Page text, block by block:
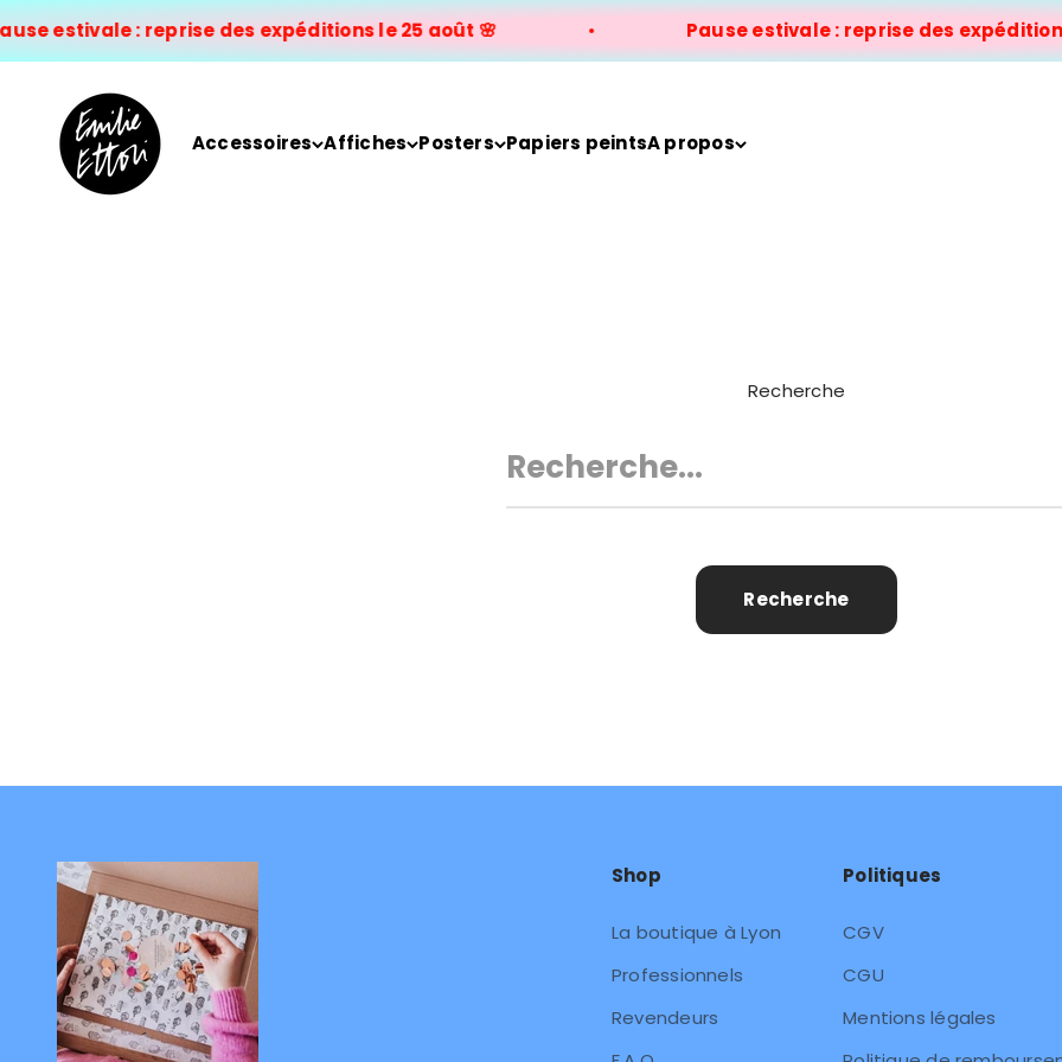
Passer au contenu
estivale : reprise des expéditions le 25 août 🌸 Pause estivale : reprise des expéditions
Accessoires Affiches Posters Papiers peintsA propos
EMILIE ETTORI ILLUSTRATION
Recherche
Recherche
Shop
La boutique à Lyon
Professionnels
Revendeurs
Politiques
CGV
CGU
Mentions légales